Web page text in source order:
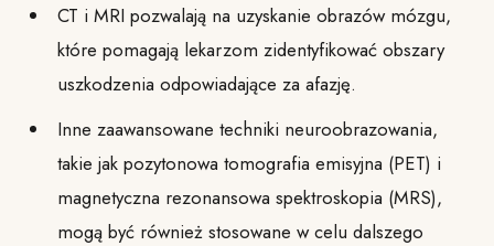
CT i MRI pozwalają na uzyskanie obrazów mózgu,
które pomagają lekarzom zidentyfikować obszary
uszkodzenia odpowiadające za afazję.
Inne zaawansowane techniki neuroobrazowania,
takie jak pozytonowa tomografia emisyjna (PET) i
magnetyczna rezonansowa spektroskopia (MRS),
mogą być również stosowane w celu dalszego